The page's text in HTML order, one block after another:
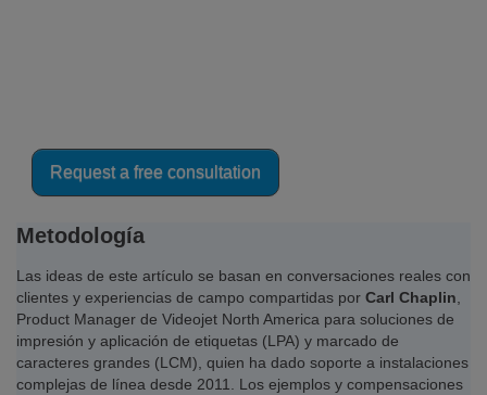
Request a free consultation
Metodología
Las ideas de este artículo se basan en conversaciones reales con
clientes y experiencias de campo compartidas por Carl Chaplin
Product Manager de Videojet North America para soluciones de
impresión y aplicación de etiquetas (LPA) y marcado de
caracteres grandes (LCM), quien ha dado soporte a instalaciones
complejas de línea desde 2011. Los ejemplos y compensaciones